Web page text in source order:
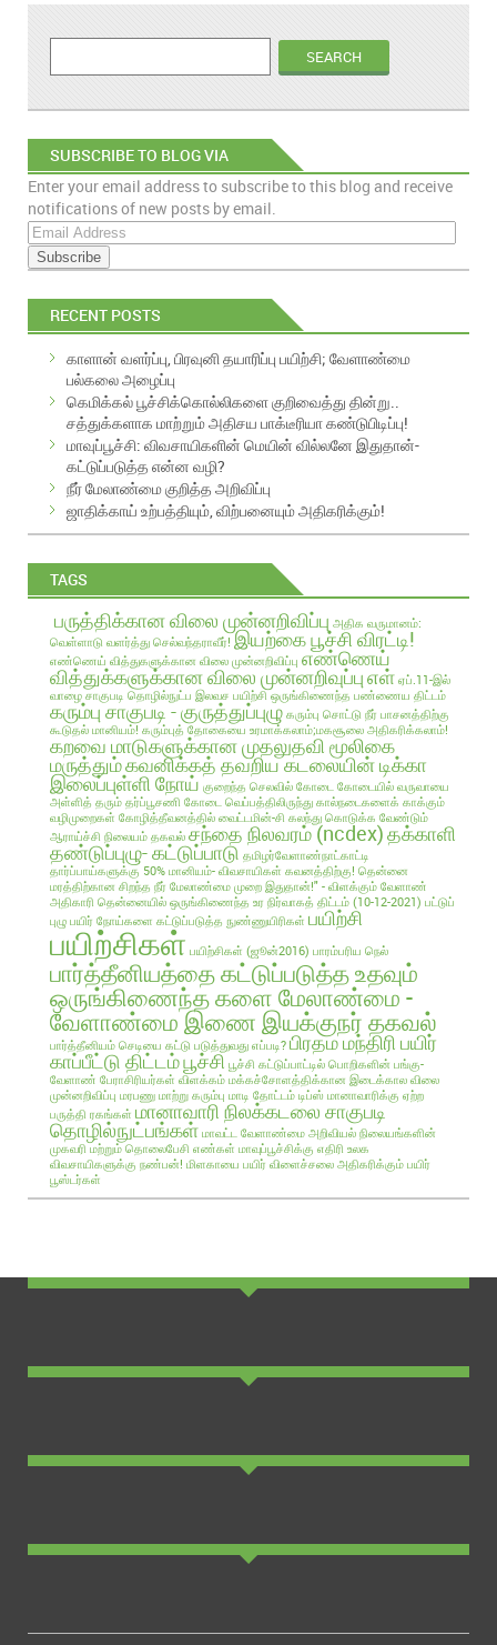
SUBSCRIBE TO BLOG VIA
EMAIL
Enter your email address to subscribe to this blog and receive
notifications of new posts by email.
E
m
a
i
A
RECENT POSTS
காளான் வளர்ப்பு, பிரவுனி தயாரிப்பு பயிற்சி; வேளாண்மை
பல்கலை அழைப்பு
கெமிக்கல் பூச்சிக்கொல்லிகளை குறிவைத்து தின்று..
சத்துக்களாக மாற்றும் அதிசய பாக்டீரியா கண்டுபிடிப்பு!
மாவுப்பூச்சி: விவசாயிகளின் மெயின் வில்லனே இதுதான்-
கட்டுப்படுத்த என்ன வழி?
நீர் மேலாண்மை குறித்த அறிவிப்பு
ஜாதிக்காய் உற்பத்தியும், விற்பனையும் அதிகரிக்கும்!
TAGS
பருத்திக்கான விலை முன்னறிவிப்பு அதிக வருமானம்:
வெள்ளாடு வளர்த்து செல்வந்தராவீர்! இயற்கை பூச்சி விரட்டி!
எண்ணெய் வித்துகளுக்கான விலை முன்னறிவிப்பு எண்ணெய்
வித்துக்களுக்கான விலை முன்னறிவுப்புஎள் ஏப்.11-இல்
வாழை சாகுபடி தொழில்நுட்ப இலவச பயிற்சி ஒருங்கிணைந்த பண்ணைய திட்டம்
கரும்பு சாகுபடி - குருத்துப்புழு கரும்பு சொட்டு நீர் பாசனத்திற்கு
கூடுதல் மானியம்! கரும்புத் தோகையை உரமாக்கலாம்;மகசூலை அதிகரிக்கலாம்!
கறவை மாடுகளுக்கான முதலுதவி மூலிகை
மருத்தும்கவனிக்கத் தவறிய கடலையின் டிக்கா
இலைப்புள்ளி நோய் குறைந்த செலவில் கோடை கோடையில் வருவாயை
அள்ளித் தரும் தர்ப்பூசணி கோடை வெப்பத்திலிருந்து கால்நடைகளைக் காக்கும்
வழிமுறைகள் கோழித்தீவனத்தில் வைட்டமின்-சி கலந்து கொடுக்க வேண்டும்
ஆராய்ச்சி நிலையம் தகவல் சந்தை நிலவரம் (ncdex)தக்காளி
தண்டுப்புழு- கட்டுப்பாடு தமிழர்வேளாண்நாட்காட்டி
தார்ப்பாய்களுக்கு 50% மானியம்- விவசாயிகள் கவனத்திற்கு! தென்னை
மரத்திற்கான சிறந்த நீர் மேலாண்மை முறை இதுதான்!" - விளக்கும் வேளாண்
அதிகாரி தென்னையில் ஒருங்கிணைந்த உர நிர்வாகத் திட்டம் (10-12-2021) பட்டுப்
புழு பயிர் நோய்களை கட்டுப்படுத்த நுண்ணுயிரிகள் பயிற்சி
பயிற்சிகள் பயிற்சிகள் (ஜூன்2016) பாரம்பரிய நெல்
பார்த்தீனியத்தை கட்டுப்படுத்த உதவும்
ஒருங்கிணைந்த களை மேலாண்மை -
வேளாண்மை இணை இயக்குநர் தகவல்
பார்த்தீனியம் செடியை கட்டு படுத்துவது எப்படி? பிரதம மந்திரி பயிர்
காப்பீட்டு திட்டம்பூச்சி பூச்சி கட்டுப்பாட்டில் பொறிகளின் பங்கு-
வேளாண் பேராசிரியர்கள் விளக்கம் மக்கச்சோளத்திக்கான இடைக்கால விலை
முன்னறிவிப்பு மரபணு மாற்று கரும்பு மாடி தோட்டம் டிப்ஸ் மானாவாரிக்கு ஏற்ற
பருத்தி ரகங்கள் மானாவாரி நிலக்கடலை சாகுபடி
தொழில்நுட்பங்கள் மாவட்ட வேளாண்மை அறிவியல் நிலையங்களின்
முகவரி மற்றும் தொலைபேசி எண்கள் மாவுப்பூச்சிக்கு எதிரி உலக
விவசாயிகளுக்கு நண்பன்! மிளகாயை பயிர் விளைச்சலை அதிகரிக்கும் பயிர்
பூஸ்டர்கள்